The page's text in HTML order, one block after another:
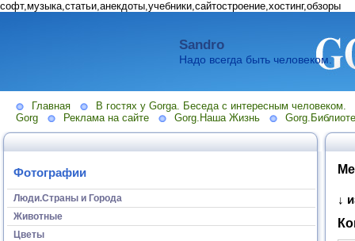
софт,музыка,статьи,анекдоты,учебники,сайтостроение,хостинг,обзоры
Sandro
Надо всегда быть человеком.
Главная
В гостях у Gorga. Беседа с интересным человеком.
Gorg
Реклама на сайте Gorg.Наша Жизнь
Фотографии
Люди.Страны и Города
Животные
Цветы
↓